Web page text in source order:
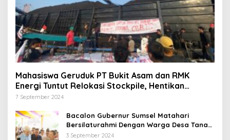
Mahasiswa Geruduk PT Bukit Asam dan RMK
Energi Tuntut Relokasi Stockpile, Hentikan
Pembangunan Dermaga yang Rusak Kesehatan
7 September 2024
Bacalon Gubernur Sumsel Matahari
Bersilaturahmi Dengan Warga Desa Tanah
Abang Utara ini Visi dan Misinya
3 September 2024